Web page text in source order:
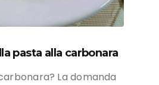
pasta alla carbonara
La domanda